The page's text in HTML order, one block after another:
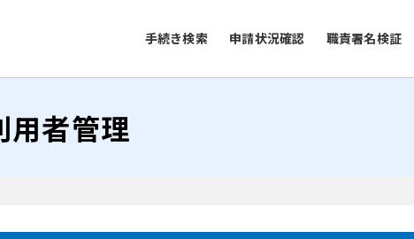
手続き検索 申請状況確認 職責署名検証
用者管理